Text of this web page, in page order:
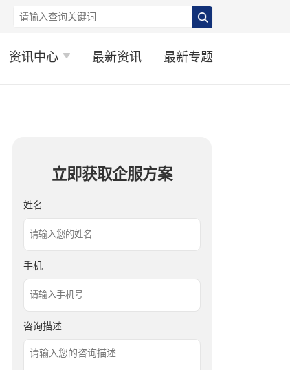
资讯中心 最新资讯 最新专题
立即获取企服方案
姓名
手机
咨询描述